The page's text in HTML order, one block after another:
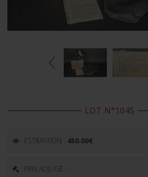
LOT N°1045
ESTIMATION : 450.00€
PRIX ADJUGÉ : -